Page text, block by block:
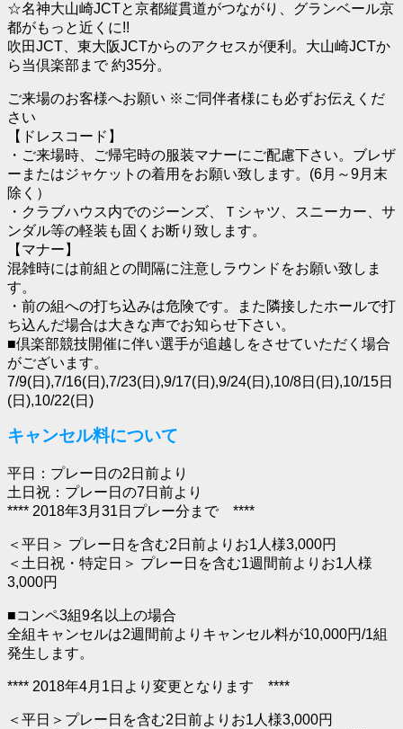
☆名神大山崎JCTと京都縦貫道がつながり、グランベール京
都がもっと近くに!!
吹田JCT、東大阪JCTからのアクセスが便利。大山崎JCTか
ら当倶楽部まで 約35分。
ご来場のお客様へお願い ※ご同伴者様にも必ずお伝えくだ
さい
【ドレスコード】
・ご来場時、ご帰宅時の服装マナーにご配慮下さい。ブレザ
ーまたはジャケットの着用をお願い致します。(6月～9月末
除く）
・クラブハウス内でのジーンズ、Ｔシャツ、スニーカー、サ
ンダル等の軽装も固くお断り致します。
【マナー】
混雑時には前組との間隔に注意しラウンドをお願い致しま
す。
・前の組への打ち込みは危険です。また隣接したホールで打
ち込んだ場合は大きな声でお知らせ下さい。
■倶楽部競技開催に伴い選手が追越しをさせていただく場合
がございます。
7/9(日),7/16(日),7/23(日),9/17(日),9/24(日),10/8日(日),10/15日
(日),10/22(日)
キャンセル料について
平日：プレー日の2日前より
土日祝：プレー日の7日前より
**** 2018年3月31日プレー分まで ****
＜平日＞ プレー日を含む2日前よりお1人様3,000円
＜土日祝・特定日＞ プレー日を含む1週間前よりお1人様
3,000円
■コンペ3組9名以上の場合
全組キャンセルは2週間前よりキャンセル料が10,000円/1組
発生します。
**** 2018年4月1日より変更となります ****
＜平日＞プレー日を含む2日前よりお1人様3,000円